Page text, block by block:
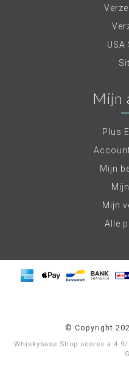
USA
Mijn
Plus
Mijn
Mijn
Alle
© Copyright
Whiskybase Shop scores a 4.9/